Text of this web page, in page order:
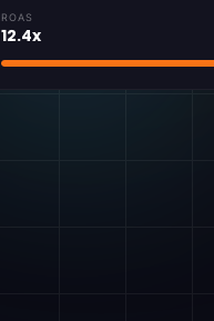
ROAS
12.4x